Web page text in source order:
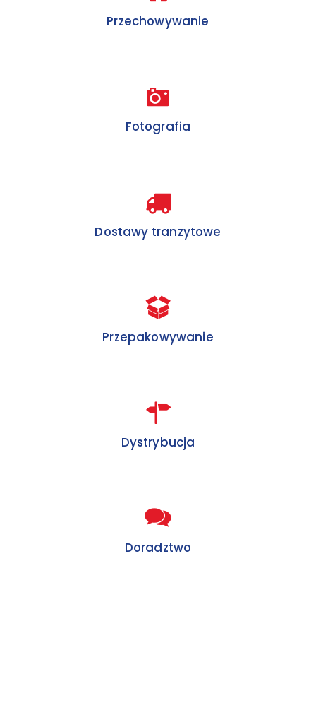
Przechowywanie
Fotografia
Dostawy tranzytowe
Przepakowywanie
Dystrybucja
Doradztwo